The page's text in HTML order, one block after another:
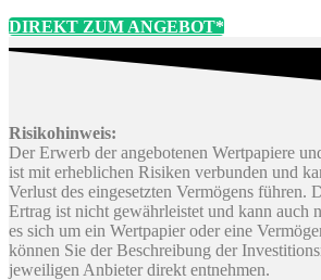
DIREKT ZUM ANGEBOT*
Risikohinweis:
Der Erwerb der angebotenen Wertpapiere
ist mit erheblichen Risiken verbunden und
Verlust des eingesetzten Vermögens führen.
Ertrag ist nicht gewährleistet und kann auch
es sich um ein Wertpapier oder eine
können Sie der Beschreibung der
jeweiligen Anbieter direkt entnehmen.